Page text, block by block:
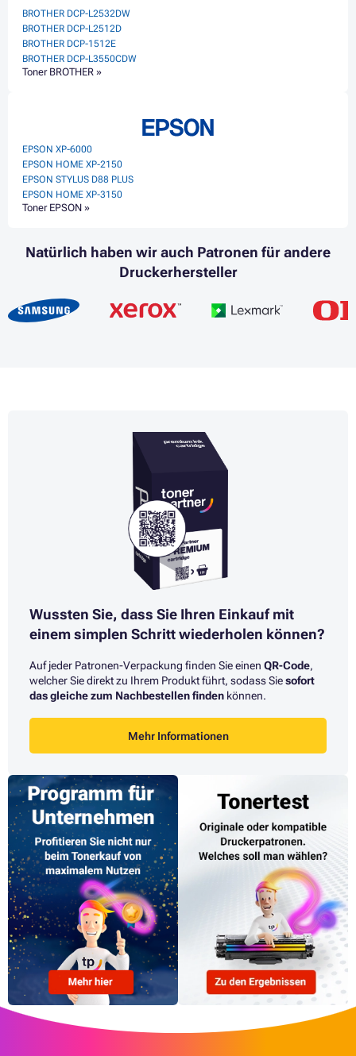
BROTHER DCP-L2532DW
BROTHER DCP-L2512D
BROTHER DCP-1512E
BROTHER DCP-L3550CDW
Toner BROTHER »
EPSON XP-6000
EPSON HOME XP-2150
EPSON STYLUS D88 PLUS
EPSON HOME XP-3150
Toner EPSON »
Natürlich haben wir auch Patronen für andere
Druckerhersteller
Wussten Sie, dass Sie Ihren Einkauf mit
einem simplen Schritt wiederholen können?
Auf jeder Patronen-Verpackung finden Sie einen QR-Code,
welcher Sie direkt zu Ihrem Produkt führt, sodass Siesofort
das gleiche zum Nachbestellen finden können.
Mehr Informationen